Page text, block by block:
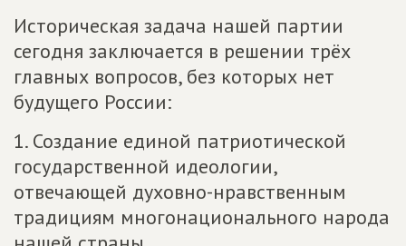
Историческая задача нашей партии
сегодня заключается в решении трёх
главных вопросов, без которых нет
будущего России:
1. Создание единой патриотической
государственной идеологии,
отвечающей духовно-нравственным
традициям многонационального народа